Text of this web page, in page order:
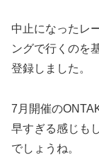
中止になったレ
ングで行くのを
登録しました。
7月開催の
早すぎる感じも
でしょうね。